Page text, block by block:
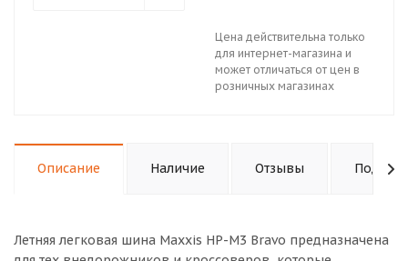
Цена действительна только
для интернет-магазина и
может отличаться от цен в
розничных магазинах
Описание Наличие Отзывы
Летняя легковая шина Maxxis HP-M3 Bravo предназначена